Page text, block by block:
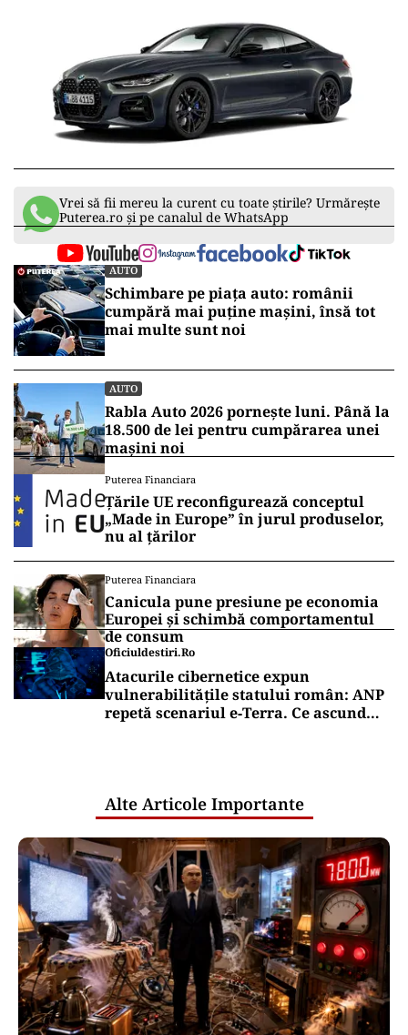
Vrei să fii mereu la curent cu toate știrile? Urmărește
Puterea.ro și pe canalul de WhatsApp
AUTO
Schimbare pe piața auto: românii
cumpără mai puține mașini, însă tot
mai multe sunt noi
AUTO
Rabla Auto 2026 pornește luni. Până la
18.500 de lei pentru cumpărarea unei
mașini noi
Puterea Financiara
Țările UE reconfigurează conceptul
„Made in Europe” în jurul produselor,
nu al țărilor
Puterea Financiara
Canicula pune presiune pe economia
Europei și schimbă comportamentul
de consum
Oficiuldestiri.ro
Atacurile cibernetice expun
vulnerabilitățile statului român: ANP
repetă scenariul e‑Terra. Ce ascund
Alte Articole Importante